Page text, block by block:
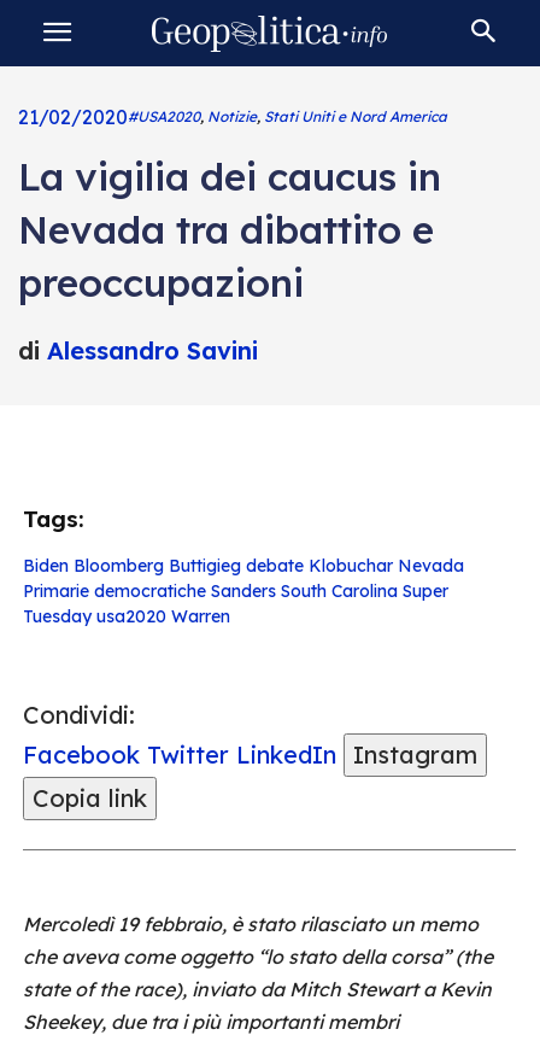
21/02/2020#USA2020, Notizie, Stati Uniti e Nord America
La vigilia dei caucus in
Nevada tra dibattito e
preoccupazioni
di Alessandro Savini
Tags:
Biden Bloomberg Buttigieg debate Klobuchar Nevada
Primarie democratiche Sanders South Carolina Super
Tuesday usa2020 Warren
Condividi:
Facebook Twitter LinkedIn
Instagram
Copia link
Mercoledì 19 febbraio, è stato rilasciato un memo
che aveva come oggetto “lo stato della corsa” (the
state of the race), inviato da Mitch Stewart a Kevin
Sheekey, due tra i più importanti membri